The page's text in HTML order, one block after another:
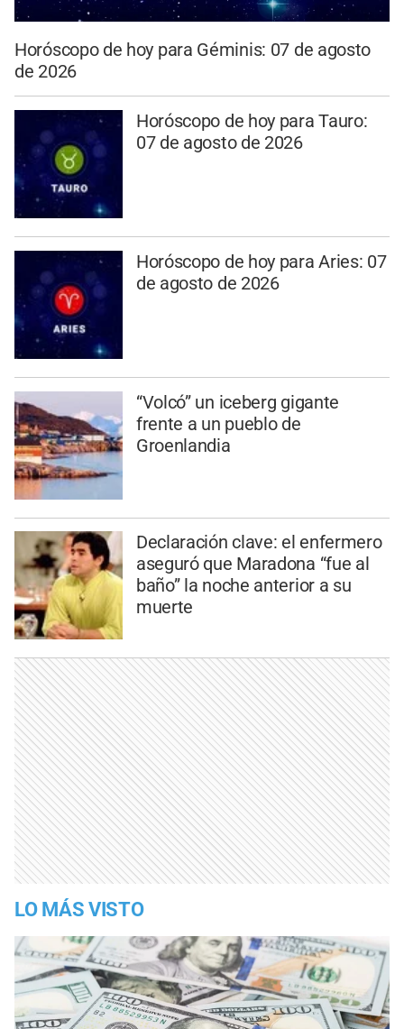
Horóscopo de hoy para Géminis: 07 de agosto
de 2026
Horóscopo de hoy para Tauro:
07 de agosto de 2026
Horóscopo de hoy para Aries: 07
de agosto de 2026
“Volcó” un iceberg gigante
frente a un pueblo de
Groenlandia
Declaración clave: el enfermero
aseguró que Maradona “fue al
baño” la noche anterior a su
muerte
LO MÁS VISTO